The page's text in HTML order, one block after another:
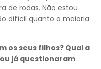
de rodas. Não estou
difícil quanto a maioria
os seus filhos? Qual a
já questionaram